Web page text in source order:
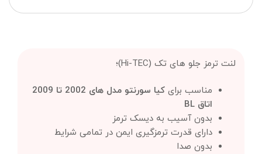
لنت ترمز جلو های تک (Hi-TEC)؛
مناسب برای
کیا سورنتو مدل های 2002 تا 2009
اتاق BL
بدون آسیب به دیسک ترمز
دارای قدرت ترمزگیری ایمن در تمامی شرایط
بدون صدا